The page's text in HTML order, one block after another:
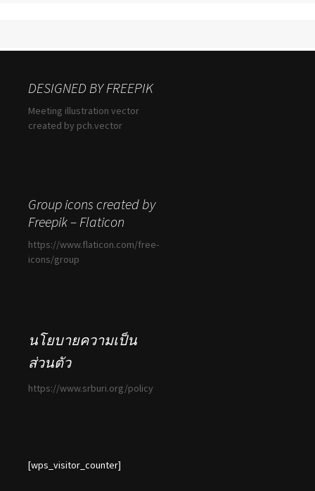
DESIGNED BY FREEPIK
Meeting illustration vector
created by pch.vector
Group icons created by
Freepik – Flaticon
https://www.flaticon.com/free-
icons/group
นโยบายความเป็น
ส่วนตัว
https://www.srburi.org/policy
[wps_visitor_counter]